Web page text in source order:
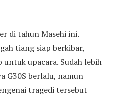
di tahun Masehi ini.
tiang siap berkibar,
untuk upacara. Sudah lebih
G30S berlalu, namun
tragedi tersebut